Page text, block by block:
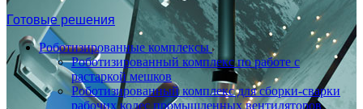
Готовые решения
Роботизированные комплексы
Роботизированный комплекс по работе с
растаркой мешков
Роботизированный комплекс для сборки-сварки
рабочих колес промышленных вентиляторов